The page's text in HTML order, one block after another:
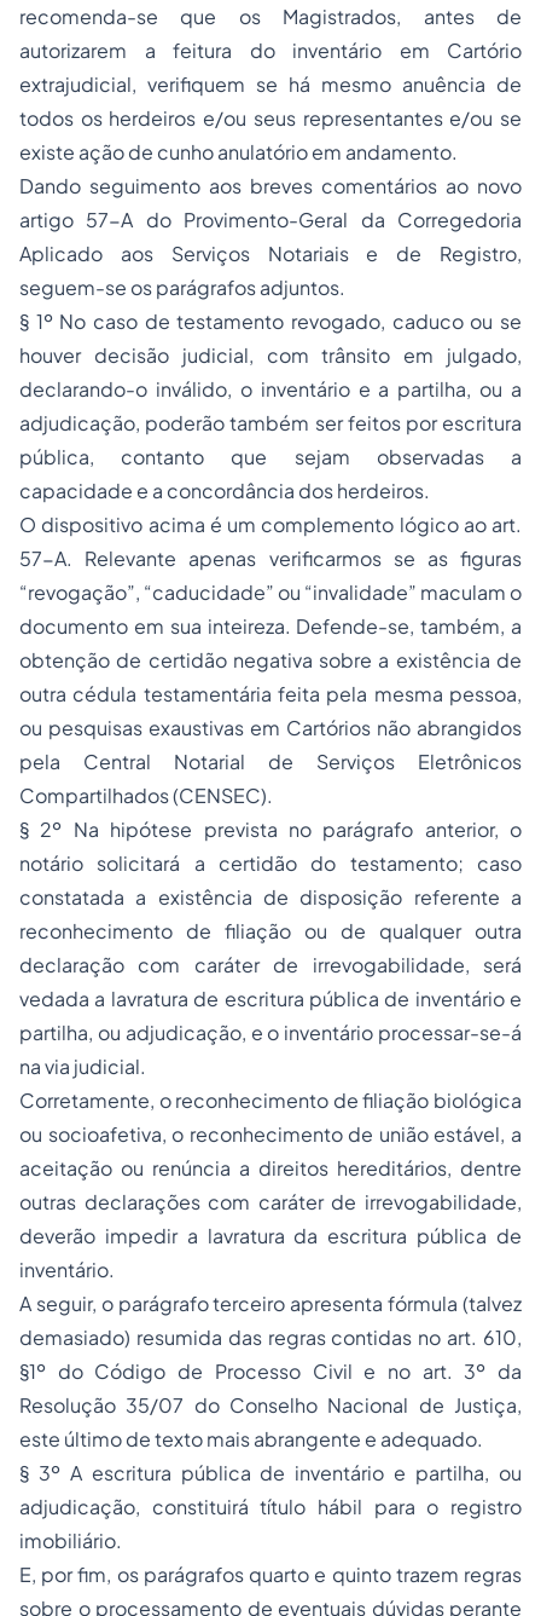
recomenda-se que os Magistrados, antes de
autorizarem a feitura do inventário em Cartório
extrajudicial, verifiquem se há mesmo anuência de
todos os herdeiros e/ou seus representantes e/ou se
existe ação de cunho anulatório em andamento.
Dando seguimento aos breves comentários ao novo
artigo 57-A do Provimento-Geral da Corregedoria
Aplicado aos Serviços Notariais e de Registro,
seguem-se os parágrafos adjuntos.
§ 1º No caso de testamento revogado, caduco ou se
houver decisão judicial, com trânsito em julgado,
declarando-o inválido, o inventário e a partilha, ou a
adjudicação, poderão também ser feitos por escritura
pública, contanto que sejam observadas a
capacidade e a concordância dos herdeiros.
O dispositivo acima é um complemento lógico ao art.
57-A. Relevante apenas verificarmos se as figuras
“revogação”, “caducidade” ou “invalidade” maculam o
documento em sua inteireza. Defende-se, também, a
obtenção de certidão negativa sobre a existência de
outra cédula testamentária feita pela mesma pessoa,
ou pesquisas exaustivas em Cartórios não abrangidos
pela Central Notarial de Serviços Eletrônicos
Compartilhados (CENSEC).
§ 2º Na hipótese prevista no parágrafo anterior, o
notário solicitará a certidão do testamento; caso
constatada a existência de disposição referente a
reconhecimento de filiação ou de qualquer outra
declaração com caráter de irrevogabilidade, será
vedada a lavratura de escritura pública de inventário e
partilha, ou adjudicação, e o inventário processar-se-á
na via judicial.
Corretamente, o reconhecimento de filiação biológica
ou socioafetiva, o reconhecimento de união estável, a
aceitação ou renúncia a direitos hereditários, dentre
outras declarações com caráter de irrevogabilidade,
deverão impedir a lavratura da escritura pública de
inventário.
A seguir, o parágrafo terceiro apresenta fórmula (talvez
demasiado) resumida das regras contidas no art. 610,
§1º do Código de Processo Civil e no art. 3º da
Resolução 35/07 do Conselho Nacional de Justiça,
este último de texto mais abrangente e adequado.
§ 3º A escritura pública de inventário e partilha, ou
adjudicação, constituirá título hábil para o registro
imobiliário.
E, por fim, os parágrafos quarto e quinto trazem regras
sobre o processamento de eventuais dúvidas perante